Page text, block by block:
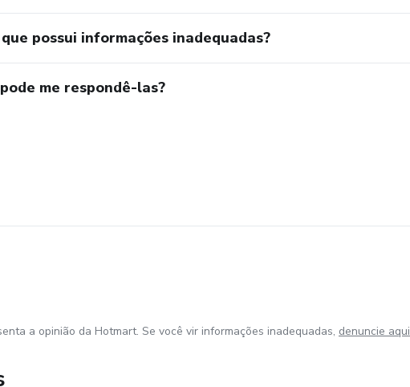
possui informações inadequadas?
me respondê-las?
a opinião da Hotmart. Se você vir informações inadequadas, denuncie aqui